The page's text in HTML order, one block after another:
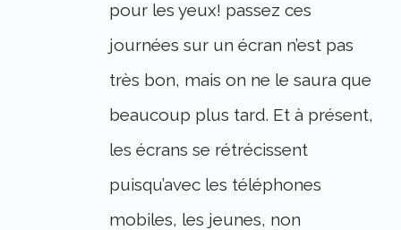
pour les yeux! passez ces
journées sur un écran n’est pas
très bon, mais on ne le saura que
beaucoup plus tard. Et à présent,
les écrans se rétrécissent
puisqu’avec les téléphones
mobiles, les jeunes, non